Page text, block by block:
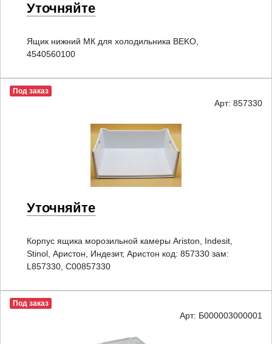
Уточняйте
Ящик нижний МК для холодильника BEKO,
4540560100
Под заказ
Арт: 857330
Уточняйте
Корпус ящика морозильной камеры Ariston, Indesit,
Stinol, Аристон, Индезит, Аристон код: 857330 зам:
L857330, C00857330
Под заказ
Арт: Б000003000001